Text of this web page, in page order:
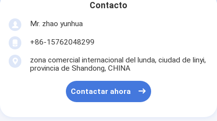
Contacto
Mr. zhao yunhua
+86-15762048299
zona comercial internacional del lunda, ciudad de linyi,
provincia de Shandong, CHINA
Contactar ahora